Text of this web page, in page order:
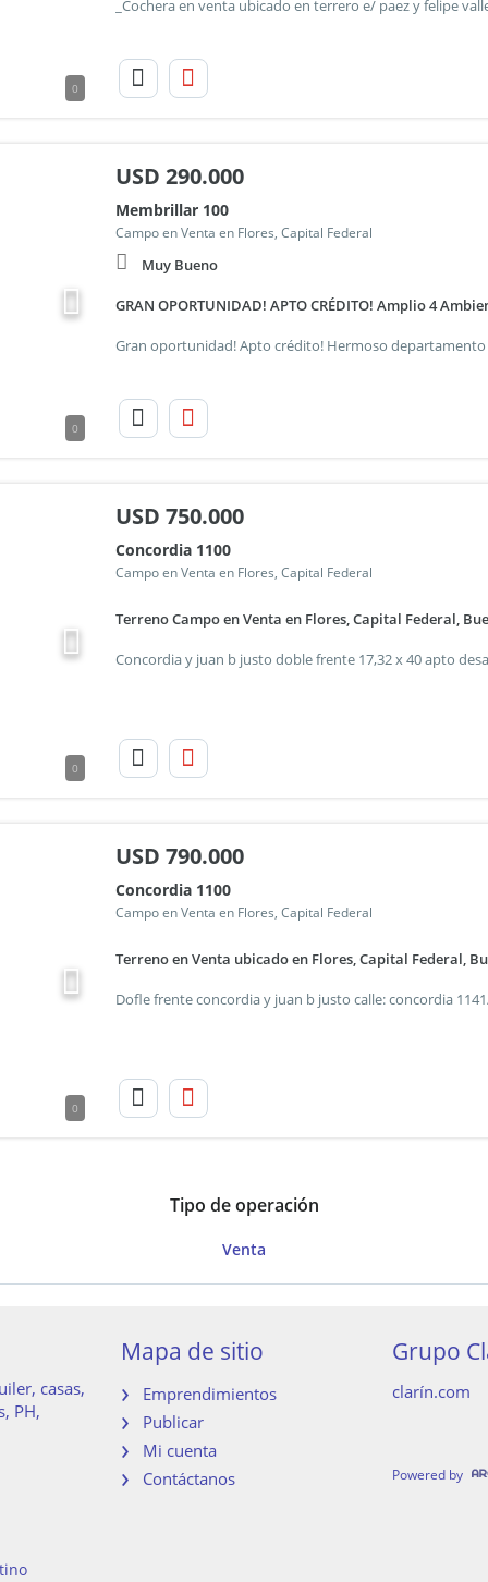
0
0
USD 290.000
Membrillar 100
Campo en Venta en Flores, Capital Federal
Muy Bueno
GRAN OPORTUNIDAD! APTO CRÉDITO! Amplio 4
0
USD 750.000
Concordia 1100
Campo en Venta en Flores, Capital Federal
Terreno Campo en Venta en Flores, Capital Federal,
Concordia y juan b justo doble frente 17,32 x 40 apto
0
USD 790.000
Concordia 1100
Campo en Venta en Flores, Capital Federal
Terreno en Venta ubicado en Flores, Capital Federal,
Tipo de operación
Venta
casas,
PH,
Mapa de sitio
Emprendimientos
Publicar
Mi cuenta
Contáctanos
Grupo
clarín.com
Powered by